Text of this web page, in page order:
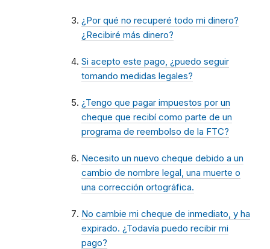
¿Por qué no recuperé todo mi dinero?
¿Recibiré más dinero?
Si acepto este pago, ¿puedo seguir
tomando medidas legales?
¿Tengo que pagar impuestos por un
cheque que recibí como parte de un
programa de reembolso de la FTC?
Necesito un nuevo cheque debido a un
cambio de nombre legal, una muerte o
una corrección ortográfica.
No cambie mi cheque de inmediato, y ha
expirado. ¿Todavía puedo recibir mi
pago?